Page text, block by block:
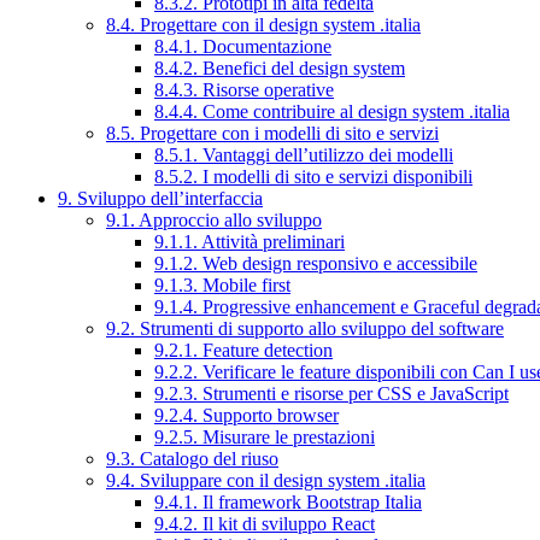
8.4. Progettare con il design system .italia
8.4.1. Documentazione
8.4.2. Benefici del design system
8.4.3. Risorse operative
8.4.4. Come contribuire al design system .italia
8.5. Progettare con i modelli di sito e servizi
8.5.1. Vantaggi dell’utilizzo dei modelli
8.5.2. I modelli di sito e servizi disponibili
9. Sviluppo dell’interfaccia
9.1. Approccio allo sviluppo
9.1.1. Attività preliminari
9.1.2. Web design responsivo e accessibile
9.1.3. Mobile first
9.1.4. Progressive enhancement e Graceful
9.2. Strumenti di supporto allo sviluppo del software
9.2.1. Feature detection
9.2.2. Verificare le feature disponibili con Can I
9.2.3. Strumenti e risorse per CSS e JavaScript
9.2.4. Supporto browser
9.2.5. Misurare le prestazioni
9.3. Catalogo del riuso
9.4. Sviluppare con il design system .italia
9.4.1. Il framework Bootstrap Italia
9.4.2. Il kit di sviluppo React